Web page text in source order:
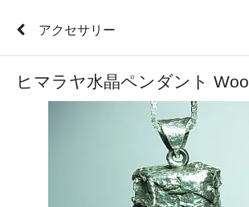
アクセサリー
ヒマラヤ水晶ペンダント